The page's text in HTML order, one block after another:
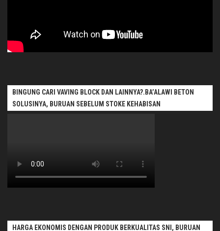
BINGUNG CARI VAVING BLOCK DAN LAINNYA?.BA’ALAWI BETON
SOLUSINYA, BURUAN SEBELUM STOKE KEHABISAN
HARGA EKONOMIS DENGAN PRODUK BERKUALITAS SNI, BURUAN